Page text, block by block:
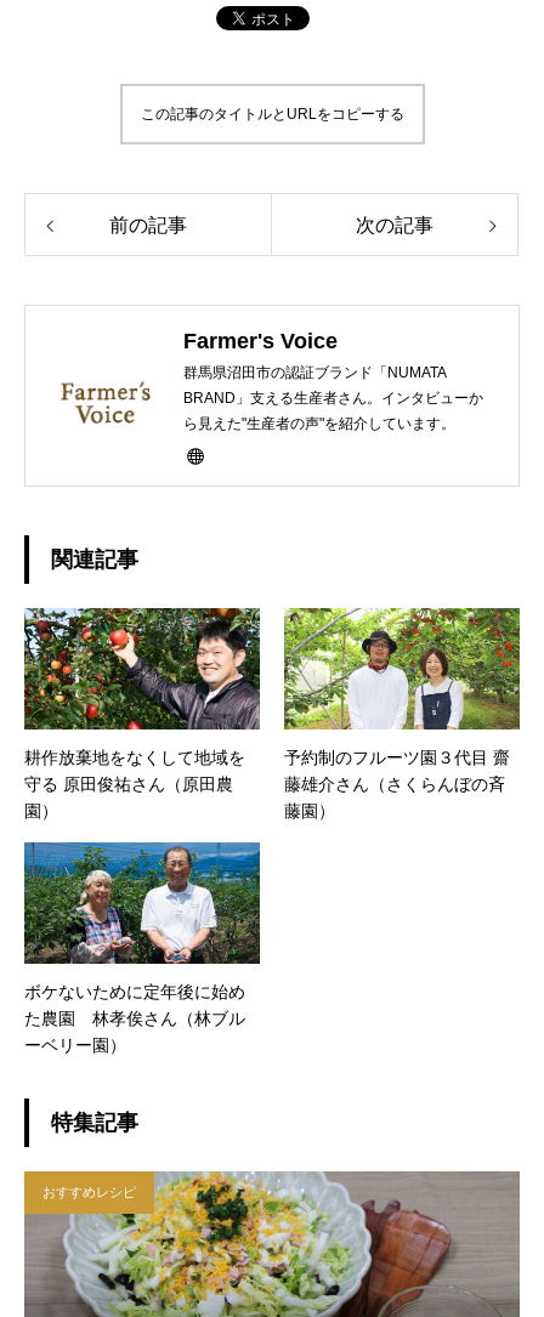
この記事のタイトルとURLをコピーする
前の記事 次の記事
Farmer's Voice
群馬県沼田市の認証ブランド「NUMATA
BRAND」支える生産者さん。インタビューか
ら見えた"生産者の声"を紹介しています。
関連記事
耕作放棄地をなくして地域を
守る 原田俊祐さん（原田農
園）
予約制のフルーツ園３代目 齋
藤雄介さん（さくらんぼの斉
藤園）
ボケないために定年後に始め
た農園 林孝俟さん（林ブル
ーベリー園）
特集記事
おすすめレシピ